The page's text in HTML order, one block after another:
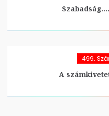
499.
A